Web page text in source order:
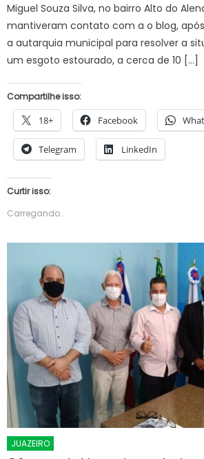
Miguel Souza Silva, no bairro Alto do
mantiveram contato com a o blog,
a autarquia municipal para resolver a
um esgoto estourado, a cerca de 10 […]
Compartilhe isso:
18+ Facebook
Telegram LinkedIn
Curtir isso:
Carregando...
JUAZEIRO